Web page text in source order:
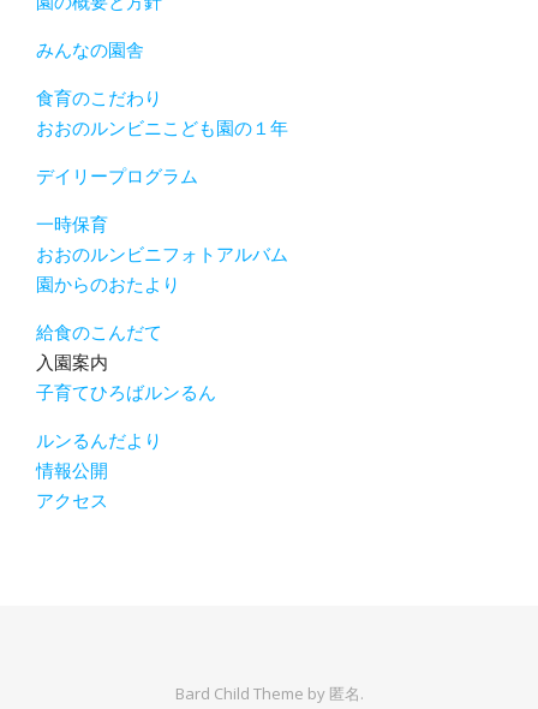
みんなの園舎
食育のこだわり
おおのルンビニこども園の１年
デイリープログラム
一時保育
おおのルンビニフォトアルバム
園からのおたより
給食のこんだて
入園案内
子育てひろばルンるん
ルンるんだより
情報公開
アクセス
Bard Child Theme by 匿名.